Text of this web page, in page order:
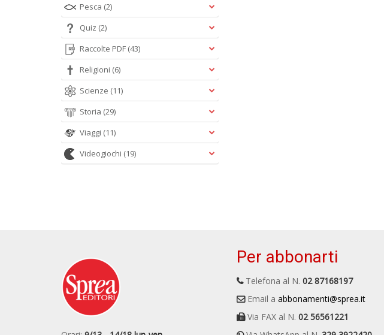
Pesca (2)
Quiz (2)
Raccolte PDF (43)
Religioni (6)
Scienze (11)
Storia (29)
Viaggi (11)
Videogiochi (19)
Per abbonarti
Telefona al N. 02 87168197
Email a abbonamenti@sprea.it
Via FAX al N. 02 56561221